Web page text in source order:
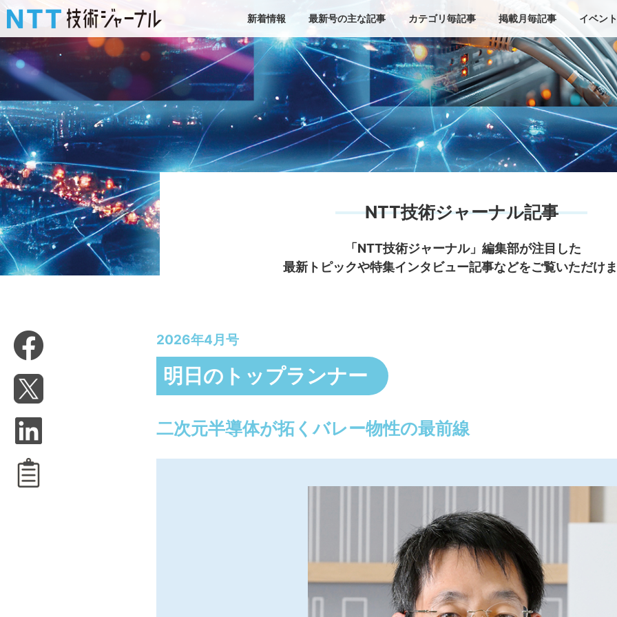
新着情報 最新号の主な記事 カテゴリ毎記事 掲載月毎記事 イベン
NTT技術ジャーナル記事
「NTT技術ジャーナル」編集部が注目した
最新トピックや特集インタビュー記事などをご覧いただけま
2026年4月号
明日のトップランナー
二次元半導体が拓くバレー物性の最前線